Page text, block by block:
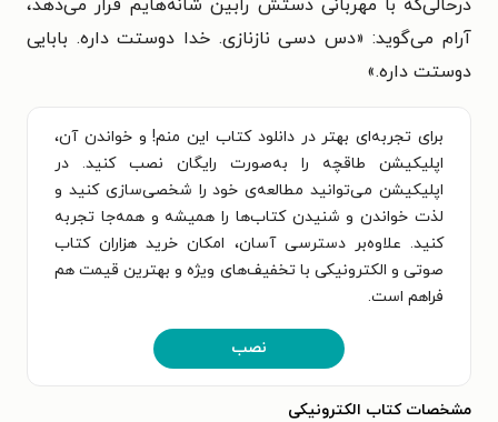
درحالی‌که با مهربانی دستش رابین شانه‌هایم قرار می‌دهد،
آرام می‌گوید: «دس دسی نازنازی. خدا دوستت داره. بابایی
دوستت داره.»
برای تجربه‌ای بهتر در دانلود کتاب این منم! و خواندن آن،
اپلیکیشن طاقچه را به‌صورت رایگان نصب کنید. در
اپلیکیشن می‌توانید مطالعه‌ی خود را شخصی‌سازی کنید و
لذت خواندن و شنیدن کتاب‌ها را همیشه و همه‌جا تجربه
کنید. علاوه‌بر دسترسی آسان، امکان خرید هزاران کتاب
صوتی و الکترونیکی با تخفیف‌های ویژه و بهترین قیمت هم
فراهم است.
نصب
مشخصات کتاب الکترونیکی